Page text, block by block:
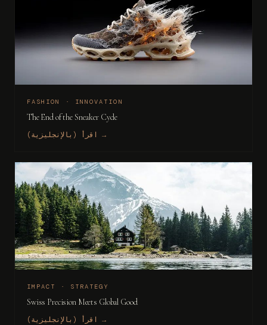
FASHION · INNOVATION
The End of the Sneaker Cycle
اقرأ (بالإنجليزية) →
IMPACT · STRATEGY
Swiss Precision Meets Global Good
اقرأ (بالإنجليزية) →